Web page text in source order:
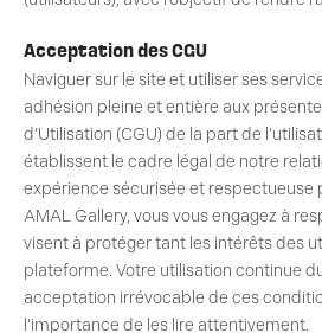
Acceptation des CGU
Naviguer sur le site et utiliser ses
adhésion pleine et entière aux
d’Utilisation (CGU) de la part de
établissent le cadre légal de notre
expérience sécurisée et respectueuse
AMAL Gallery, vous vous engagez à
visent à protéger tant les intérêts des
plateforme. Votre utilisation continue
acceptation irrévocable de ces
l’importance de les lire attentivement.